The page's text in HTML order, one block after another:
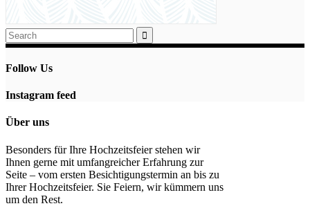
Follow Us
Instagram feed
Über uns
Besonders für Ihre Hochzeitsfeier stehen wir
Ihnen gerne mit umfangreicher Erfahrung zur
Seite – vom ersten Besichtigungstermin an bis zu
Ihrer Hochzeitsfeier. Sie Feiern, wir kümmern uns
um den Rest.